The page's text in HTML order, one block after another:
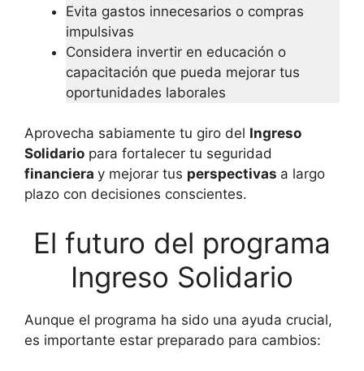
Evita gastos innecesarios o compras
impulsivas
Considera invertir en educación o
capacitación que pueda mejorar tus
oportunidades laborales
Aprovecha sabiamente tu giro del Ingreso
Solidario para fortalecer tu seguridad
financiera y mejorar tus perspectivas a largo
plazo con decisiones conscientes.
El futuro del programa
Ingreso Solidario
Aunque el programa ha sido una ayuda crucial,
es importante estar preparado para cambios: